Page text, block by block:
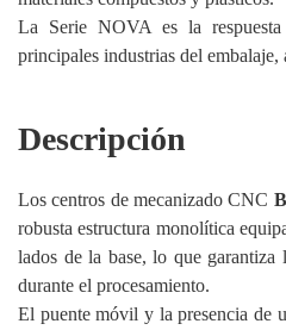
La Serie NOVA es la
principales industrias del embalaje,
Descripción
Los centros de mecanizado CNC
robusta estructura monolítica
lados de la base, lo que
durante el procesamiento.
El puente móvil y la presencia de